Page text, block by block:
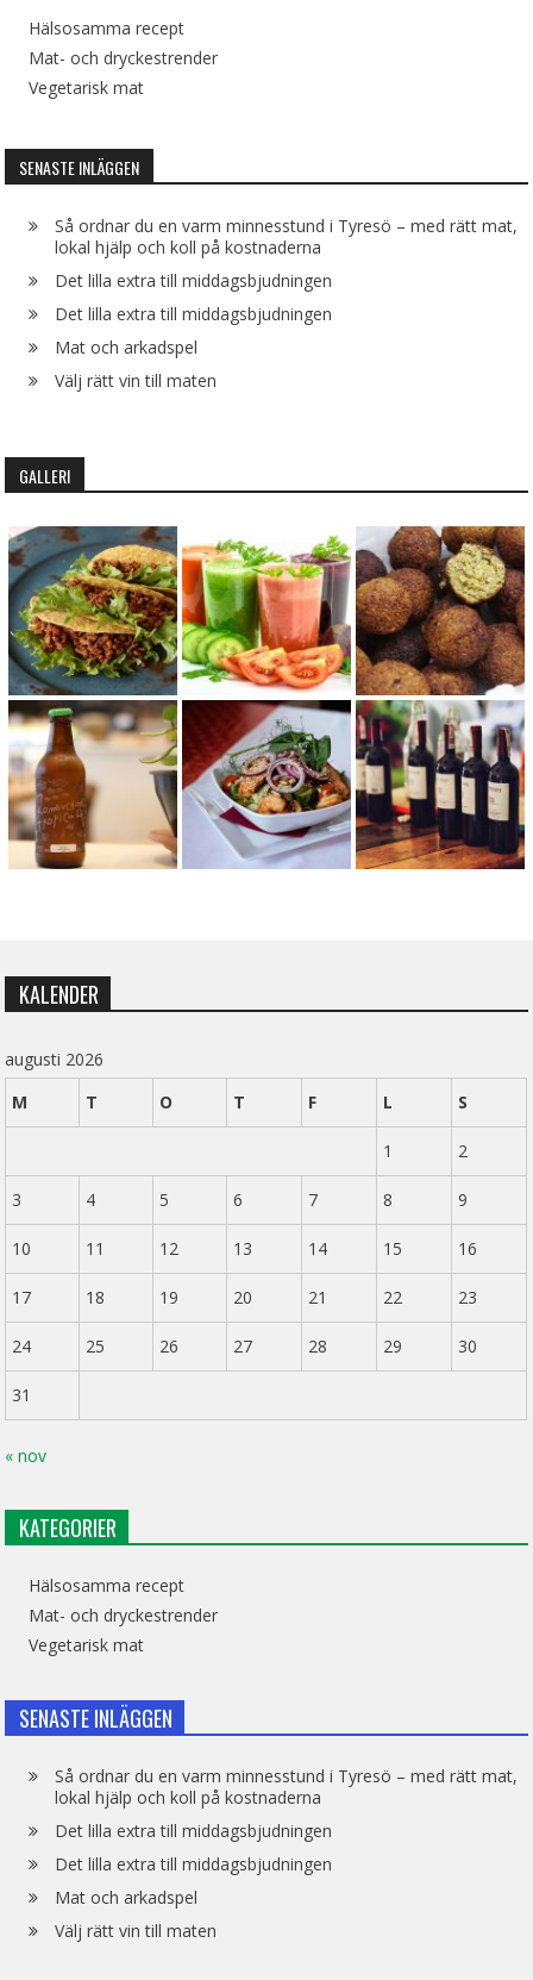
Hälsosamma recept
Mat- och dryckestrender
Vegetarisk mat
SENASTE INLÄGGEN
Så ordnar du en varm minnesstund i Tyresö – med rätt mat,
lokal hjälp och koll på kostnaderna
Det lilla extra till middagsbjudningen
Det lilla extra till middagsbjudningen
Mat och arkadspel
Välj rätt vin till maten
GALLERI
KALENDER
augusti 2026
M
T O T F L S
1 2
3 4 5 6 7 8 9
10 11 12 13 14 15 16
17 18 19 20 21 22 23
24 25 26 27 28 29 30
31
« nov
KATEGORIER
Hälsosamma recept
Mat- och dryckestrender
Vegetarisk mat
SENASTE INLÄGGEN
Så ordnar du en varm minnesstund i Tyresö – med rätt mat,
lokal hjälp och koll på kostnaderna
Det lilla extra till middagsbjudningen
Det lilla extra till middagsbjudningen
Mat och arkadspel
Välj rätt vin till maten